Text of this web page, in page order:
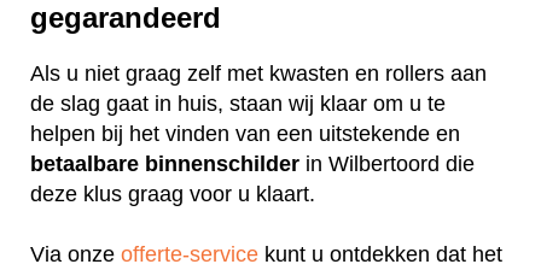
gegarandeerd
Als u niet graag zelf met kwasten en rollers aan
de slag gaat in huis, staan wij klaar om u te
helpen bij het vinden van een uitstekende en
betaalbare binnenschilder in Wilbertoord die
deze klus graag voor u klaart.
Via onze offerte-service kunt u ontdekken dat het